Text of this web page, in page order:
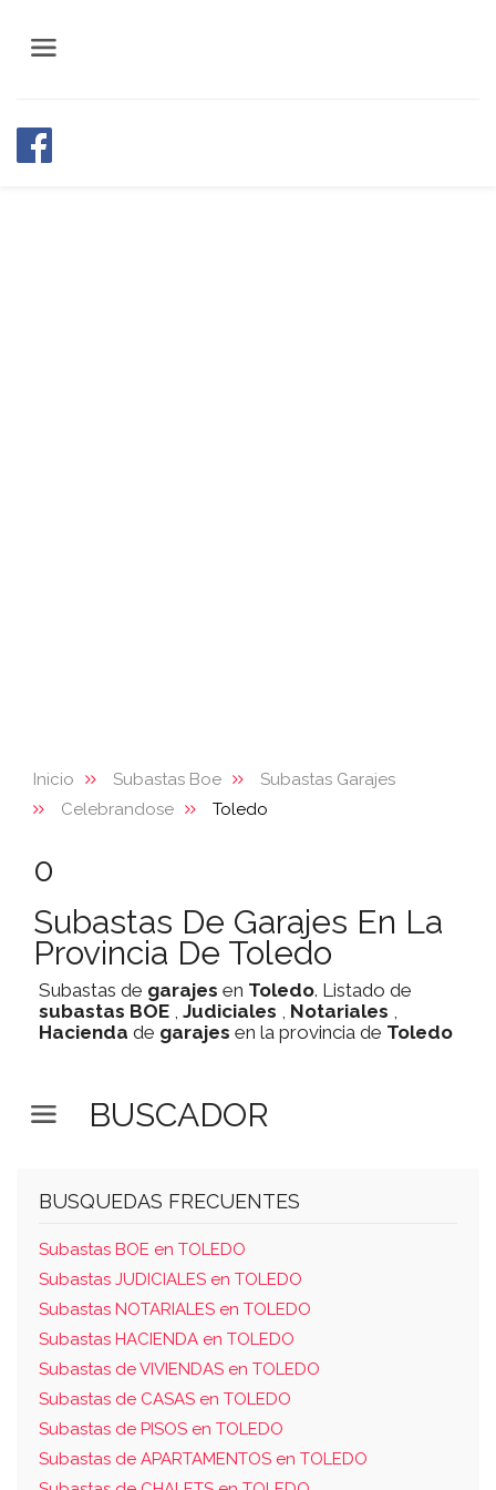
Inicio Subastas Boe
Subastas Garajes
Celebrandose
Toledo
0
Subastas De Garajes En La
Provincia De Toledo
Subastas de garajes en Toledo. Listado de
subastas BOE , Judiciales , Notariales ,
Hacienda de garajes en la provincia de Toledo
BUSCADOR
BUSQUEDAS FRECUENTES
Subastas BOE en TOLEDO
Subastas JUDICIALES en TOLEDO
Subastas NOTARIALES en TOLEDO
Subastas HACIENDA en TOLEDO
Subastas de VIVIENDAS en TOLEDO
Subastas de CASAS en TOLEDO
Subastas de PISOS en TOLEDO
Subastas de APARTAMENTOS en TOLEDO